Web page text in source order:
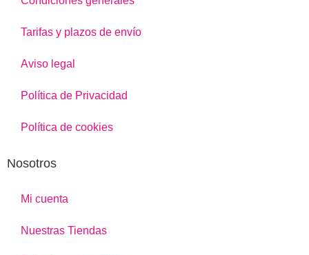
Tarifas y plazos de envío
Aviso legal
Política de Privacidad
Política de cookies
Nosotros
Mi cuenta
Nuestras Tiendas